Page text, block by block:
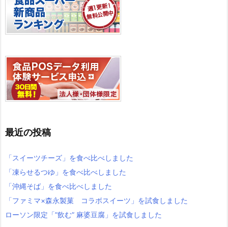
最近の投稿
「スイーツチーズ」を食べ比べしました
「凍らせるつゆ」を食べ比べしました
「沖縄そば」を食べ比べしました
「ファミマ×森永製菓 コラボスイーツ」を試食しました
ローソン限定「”飲む” 麻婆豆腐」を試食しました